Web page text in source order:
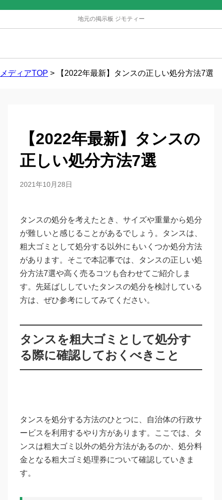
地元の掲示板 ジモティー
メディアTOP > 【2022年最新】タンスの正しい処分方法7選
【2022年最新】タンスの
正しい処分方法7選
2021年10月28日
タンスの処分を考えたとき、サイズや重量から処分
が難しいと感じることがあるでしょう。タンスは、
粗大ゴミとして処分する以外にもいくつか処分方法
があります。そこで本記事では、タンスの正しい処
分方法7選や高く売るコツも合わせてご紹介しま
す。先延ばししていたタンスの処分を検討している
方は、ぜひ参考にしてみてください。
タンスを粗大ゴミとして処分す
る際に確認しておくべきこと
タンスを処分する方法のひとつに、自治体の行政サ
ービスを利用するやり方があります。ここでは、タ
ンスは粗大ゴミ以外の処分方法があるのか、処分料
金となる粗大ゴミ処理券について確認していきま
す。